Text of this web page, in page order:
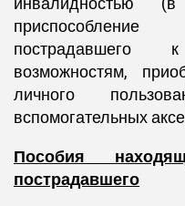
пострадавшего
возможностям,
личного
вспомогательных
Пособия
пострадавшего